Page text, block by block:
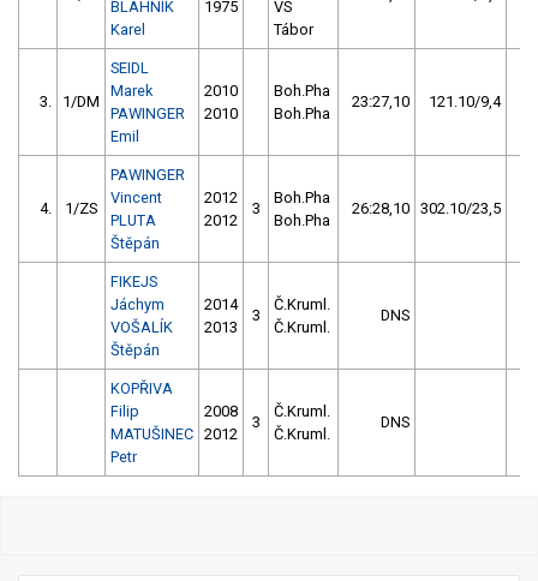
BLAHNÍK
Karel
1975
VS
Tábor
3. 1/DM
SEIDL
Marek
PAWINGER
Emil
2010
2010
Boh.Pha
Boh.Pha
23:27,10 121.10/9,4
4. 1/ZS
PAWINGER
Vincent
PLUTA
Štěpán
2012
2012
3
Boh.Pha
Boh.Pha
26:28,10 302.10/23,5
FIKEJS
Jáchym
VOŠALÍK
Štěpán
2014
2013
3
Č.Kruml.
Č.Kruml.
DNS
KOPŘIVA
Filip
MATUŠINEC
Petr
2008
2012
3
Č.Kruml.
Č.Kruml.
DNS